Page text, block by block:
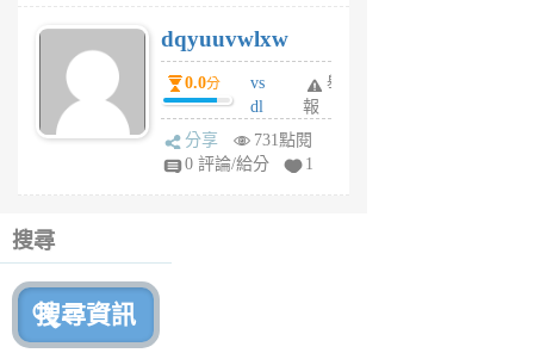
6
個
月
前
dqyuuvwlxw
0.0分
vs
dl
sq
fy
舉
報
分享
731點閱
0 評論/給分
1
搜尋